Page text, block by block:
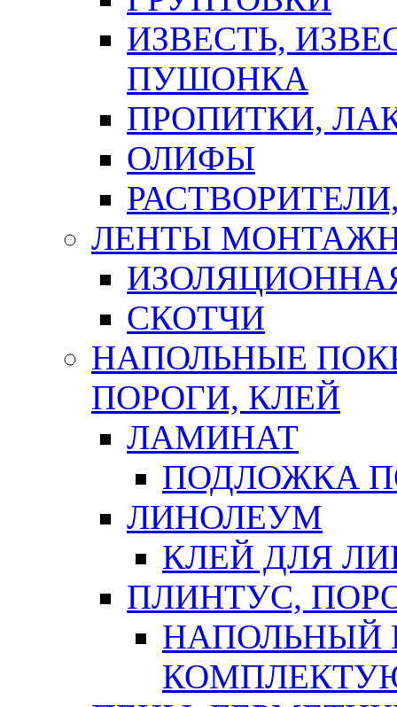
ИЗВЕСТЬ,
ПУШОНКА
ПРОПИТКИ,
ОЛИФЫ
ЛЕНТЫ
СКОТЧИ
НАПОЛЬНЫЕ
ПОРОГИ, КЛЕЙ
ЛАМИНАТ
ПОДЛОЖКА
ЛИНОЛЕУМ
КЛЕЙ ДЛЯ
ПЛИНТУС,
НАПОЛЬНЫЙ